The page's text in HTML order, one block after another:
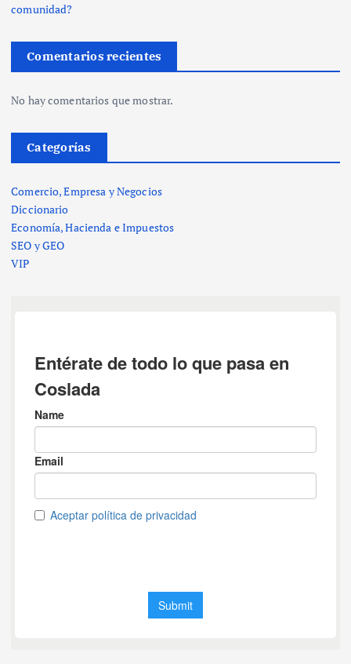
comunidad?
Comentarios recientes
No hay comentarios que mostrar.
Categorías
Comercio, Empresa y Negocios
Diccionario
Economía, Hacienda e Impuestos
SEO y GEO
VIP